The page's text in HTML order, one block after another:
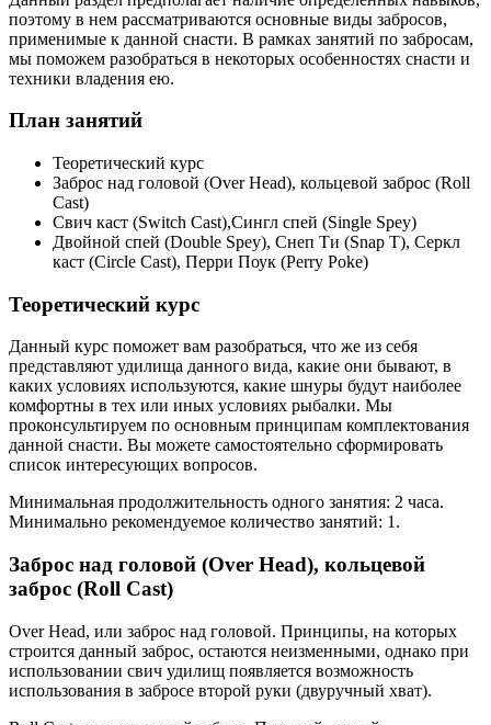
поэтому в нем рассматриваются основные виды забросов,
применимые к данной снасти. В рамках занятий по забросам,
мы поможем разобраться в некоторых особенностях снасти и
техники владения ею.
План занятий
Теоретический курс
Заброс над головой (Over Head), кольцевой заброс (Roll
Cast)
Свич каст (Switch Cast),Сингл спей (Single Spey)
Двойной спей (Dоuble Spey), Снеп Ти (Snap T), Серкл
каст (Circle Cast), Перри Поук (Perry Рoke)
Теоретический курс
Данный курс поможет вам разобраться, что же из себя
представляют удилища данного вида, какие они бывают, в
каких условиях используются, какие шнуры будут наиболее
комфортны в тех или иных условиях рыбалки. Мы
проконсультируем по основным принципам комплектования
данной снасти. Вы можете самостоятельно сформировать
список интересующих вопросов.
Минимальная продолжительность одного занятия: 2 часа.
Минимально рекомендуемое количество занятий: 1.
Заброс над головой (Over Head), кольцевой
заброс (Roll Cast)
Over Head, или заброс над головой. Принципы, на которых
строится данный заброс, остаются неизменными, однако при
использовании свич удилищ появляется возможность
использования в забросе второй руки (двуручный хват).